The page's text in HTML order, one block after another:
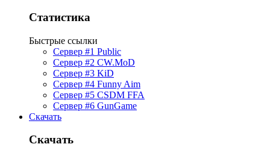
Статистика
Быстрые ссылки
Сервер #1 Public
Сервер #2 CW.MoD
Сервер #3 KiD
Сервер #4 Funny Aim
Сервер #5 CSDM FFA
Сервер #6 GunGame
Скачать
Скачать